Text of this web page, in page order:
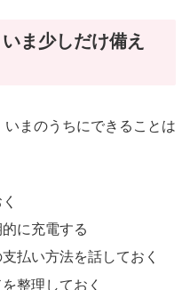
ま少しだけ備え
まのうちにできることは
に充電する
払い方法を話しておく
整理しておく